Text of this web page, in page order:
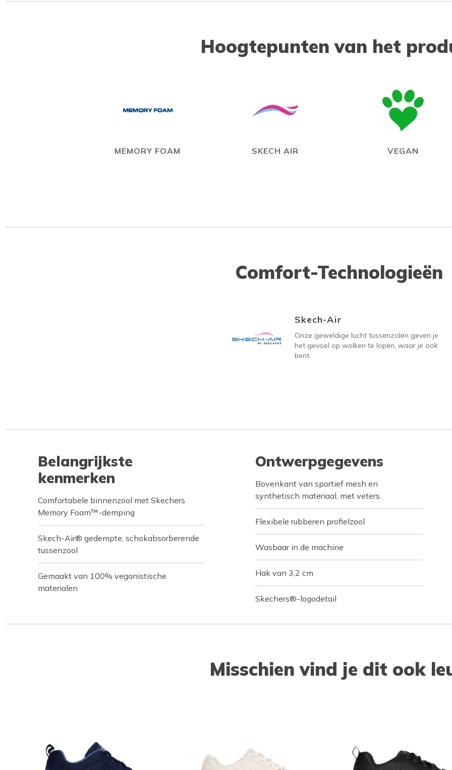
Hoogtepunten van het
MEMORY FOAM SKECH AIR VEGAN
Comfort-Technologieën
Skech-Air
Onze geweldige lucht tussenzolen geven je
het gevoel op wolken te lopen, waar je ook
bent.
Belangrijkste
kenmerken
Comfortabele binnenzool met Skechers
Memory Foam™-demping
Skech-Air® gedempte, schokabsorberende
tussenzool
Gemaakt van 100% veganistische
materialen
Ontwerpgegevens
Bovenkant van sportief mesh en
synthetisch materiaal, met veters.
Flexibele rubberen profielzool
Wasbaar in de machine
Hak van 3,2 cm
Skechers®-logodetail
Misschien vind je dit ook